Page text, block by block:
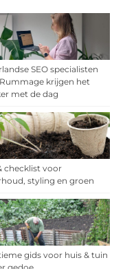
SEO specialisten
krijgen het
met de dag
checklist voor
styling en groen
gids voor huis & tuin